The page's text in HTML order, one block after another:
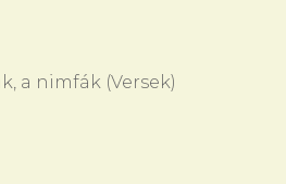
a nimfák (Versek)